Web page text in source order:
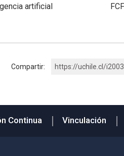
artificial
Compartir: https://uchile.cl/
Continua Vinculación